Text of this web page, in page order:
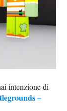
intenzione di
–